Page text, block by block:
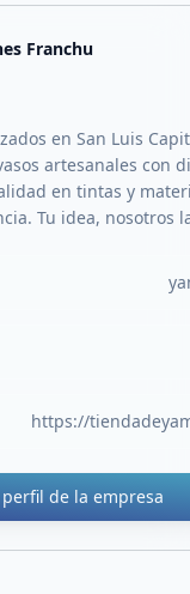
Franchu
en San Luis
artesanales con
en tintas y
Tu idea, nosotros
https://
perfil de la empresa